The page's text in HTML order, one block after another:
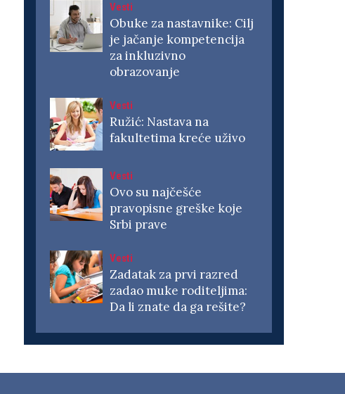
Vesti
Obuke za nastavnike: Cilj
je jačanje kompetencija
za inkluzivno
obrazovanje
Vesti
Ružić: Nastava na
fakultetima kreće uživo
Vesti
Ovo su najčešće
pravopisne greške koje
Srbi prave
Vesti
Zadatak za prvi razred
zadao muke roditeljima:
Da li znate da ga rešite?